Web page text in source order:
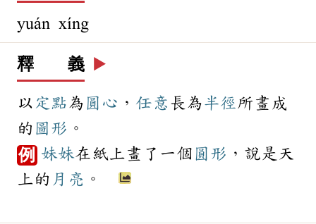
yuán xíng
釋 義 ▶️
以 定點為 圓心 ， 任意 長為半徑 所畫成
的 圖形 。
例 妹妹在紙上畫了一個 圓形 ，說是天
上的 月亮 。